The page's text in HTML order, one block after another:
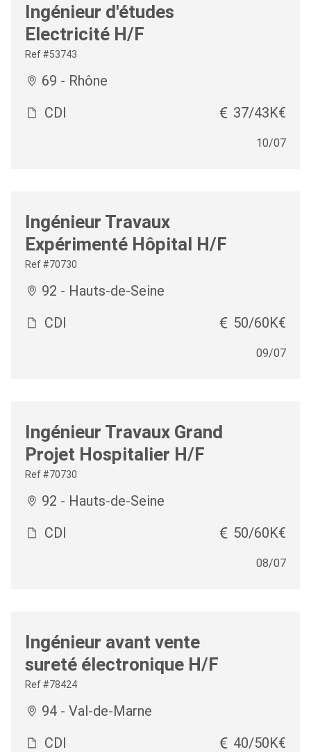
Ingénieur d'études
Electricité H/F
Ref #53743
69 - Rhône
CDI
37/43K€
10/07
Ingénieur Travaux
Expérimenté Hôpital H/F
Ref #70730
92 - Hauts-de-Seine
CDI
50/60K€
09/07
Ingénieur Travaux Grand
Projet Hospitalier H/F
Ref #70730
92 - Hauts-de-Seine
CDI
50/60K€
08/07
Ingénieur avant vente
sureté électronique H/F
Ref #78424
94 - Val-de-Marne
CDI
40/50K€